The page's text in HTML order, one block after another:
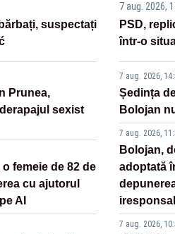
suspectați
Prunea,
sexist
femeie de 82 de
cu ajutorul
AI
7 aug. 2026,
PSD,
într-o
7 aug. 2026,
Ședința
Bolojan
7 aug. 2026,
Bolojan,
adoptată
7 aug. 2026,